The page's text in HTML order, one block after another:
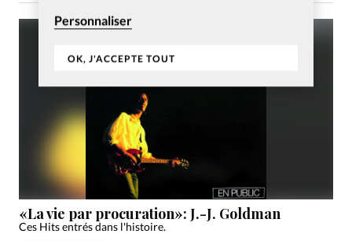
Personnaliser
OK, J'ACCEPTE TOUT
«La vie par procuration»: J.-J. Goldman
Ces Hits entrés dans l'histoire.